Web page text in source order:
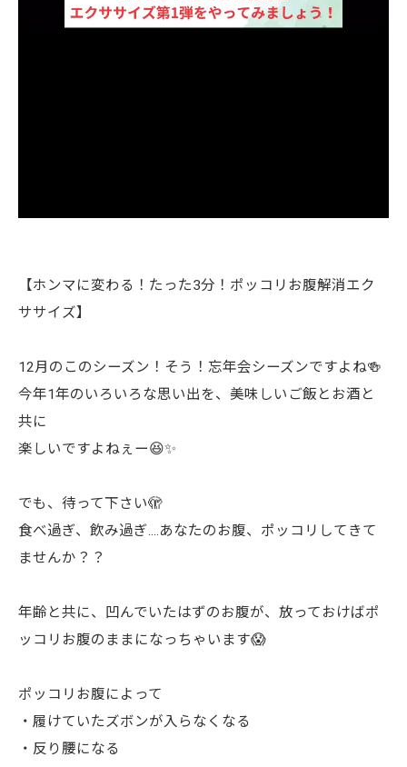
【ホンマに変わる！たった3分！ポッコリお腹解消エク
ササイズ】
12月のこのシーズン！そう！忘年会シーズンですよね🍻
今年1年のいろいろな思い出を、美味しいご飯とお酒と
共に
楽しいですよねぇー😆✨
でも、待って下さい🫣
食べ過ぎ、飲み過ぎ....あなたのお腹、ポッコリしてきて
ませんか？？
年齢と共に、凹んでいたはずのお腹が、放っておけばポ
ッコリお腹のままになっちゃいます😱
ポッコリお腹によって
・履けていたズボンが入らなくなる
・反り腰になる